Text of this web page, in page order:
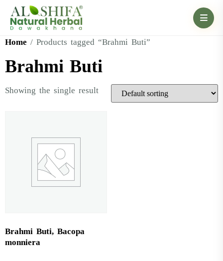
Home / Products tagged “Brahmi Buti”
Brahmi Buti
Showing the single result
Brahmi Buti, Bacopa
monniera